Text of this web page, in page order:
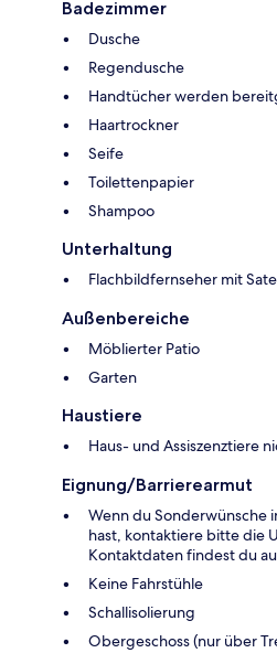
Badezimmer
Dusche
Regendusche
Handtücher werden
Haartrockner
Seife
Toilettenpapier
Shampoo
Unterhaltung
Flachbildfernseher mit
Außenbereiche
Möblierter Patio
Garten
Haustiere
Haus- und Assiszenztiere
Eignung/Barrierearmut
Wenn du Sonderwünsche
hast, kontaktiere bitte die
Kontaktdaten findest du
Keine Fahrstühle
Schallisolierung
Obergeschoss (nur über